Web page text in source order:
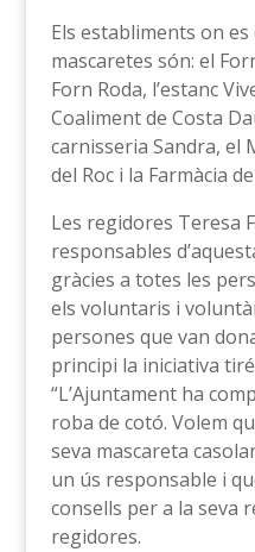
Els establiments on
mascaretes són: el
Forn Roda, l’estanc
Coaliment de Costa
carnisseria Sandra, el
del Roc i la Farmàcia
Les regidores Teresa
responsables
gràcies a totes les
els voluntaris i
persones que van
principi la iniciativa
“L’Ajuntament ha
roba de cotó. Volem
seva mascareta
un ús responsable i
consells per a la seva
regidores.